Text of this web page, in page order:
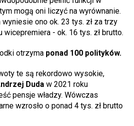
mogą oni liczyć na wyrównanie.
ono ok. 23 tys. zł za trzy
- ok. 16 tys. zł brutto.
otrzyma ponad 100 polityków.
te są rekordowo wysokie,
Duda w 2021 roku
pensje władzy. Wówczas
wzrosło o ponad 4 tys. zł brutto